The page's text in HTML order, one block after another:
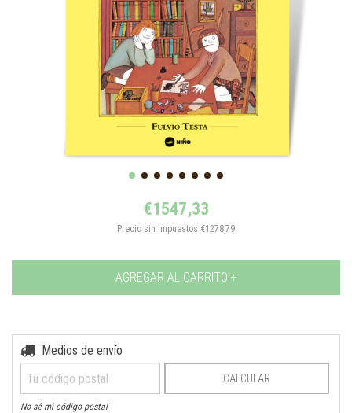
€1547,33
Precio sin impuestos €1278,79
Entregas para el CP:
Medios de envío
CALCULAR
No sé mi código postal